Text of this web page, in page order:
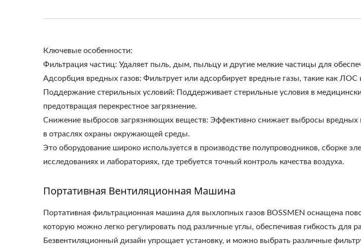
Ключевые особенности:
Фильтрация частиц: Удаляет пыль, дым, пыльцу и другие мелкие частицы для
Адсорбция вредных газов: Фильтрует или адсорбирует вредные газы, такие как ЛОС
Поддержание стерильных условий: Поддерживает стерильные условия в
предотвращая перекрестное загрязнение.
Снижение выбросов загрязняющих веществ: Эффективно снижает выбросы вредных
в отраслях охраны окружающей среды.
Это оборудование широко используется в производстве полупроводников, сборке
исследованиях и лабораториях, где требуется точный контроль качества воздуха.
Портативная Вентиляционная Машина
Портативная фильтрационная машина для выхлопных газов BOSSMEN оснащена
которую можно легко регулировать под различные углы, обеспечивая гибкость для
Безвентиляционный дизайн упрощает установку, и можно выбрать различные